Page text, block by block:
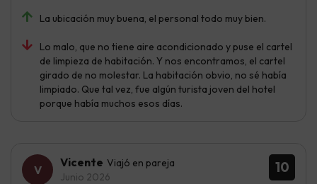
La ubicación muy buena, el personal todo muy bien.
Lo malo, que no tiene aire acondicionado y puse el cartel
de limpieza de habitación. Y nos encontramos, el cartel
girado de no molestar. La habitación obvio, no sé había
limpiado. Que tal vez, fue algún turista joven del hotel
porque había muchos esos días.
10
Vicente Viajó en pareja
Junio 2026